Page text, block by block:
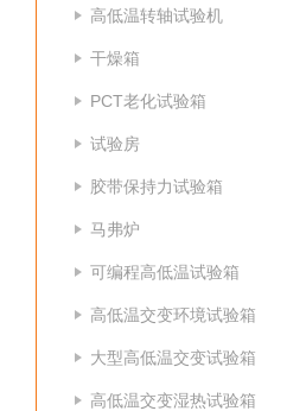
高低温转轴试验机
干燥箱
PCT老化试验箱
试验房
胶带保持力试验箱
马弗炉
可编程高低温试验箱
高低温交变环境试验箱
大型高低温交变试验箱
高低温交变湿热试验箱